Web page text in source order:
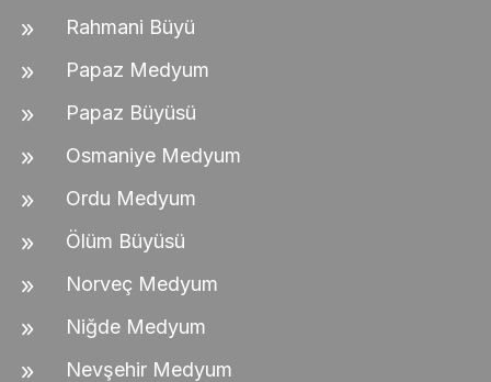
Rahmani Büyü
Papaz Medyum
Papaz Büyüsü
Osmaniye Medyum
Ordu Medyum
Ölüm Büyüsü
Norveç Medyum
Niğde Medyum
Nevşehir Medyum